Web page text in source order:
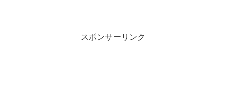
スポンサーリンク